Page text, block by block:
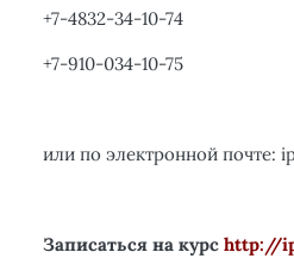
+7-4832-34-10-74
+7-910-034-10-75
или по электронной почте:
Записаться на курс http://